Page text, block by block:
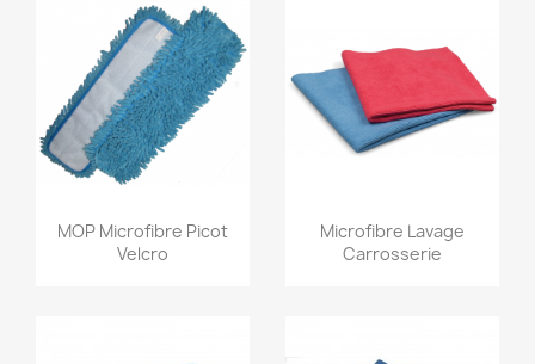
Aperçu rapide
MOP Microfibre Picot
Velcro
Aperçu rapide
Microfibre Lavage
Carrosserie